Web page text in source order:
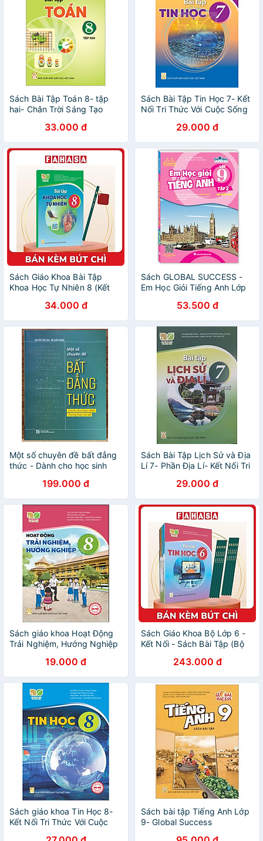
Sách Bài Tập Toán 8- tập
hai- Chân Trời Sáng Tạo
33.000 đ
Sách Bài Tập Tin Học 7- Kết
Nối Tri Thức Với Cuộc Sống
29.000 đ
Sách Giáo Khoa Bài Tập
Khoa Học Tự Nhiên 8 (Kết
34.000 đ
Sách GLOBAL SUCCESS -
Em Học Giỏi Tiếng Anh Lớp
53.500 đ
Một số chuyên đề bất đẳng
thức - Dành cho học sinh
199.000 đ
Sách Bài Tập Lịch Sử và Địa
Lí 7- Phần Địa Lí- Kết Nối Tri
nilon bọc sách, nhãn tên)
29.000 đ
Sách giáo khoa Hoạt Động
Trải Nghiệm, Hướng Nghiệp
Sống (Kèm Nilon bọc Sách)
19.000 đ
Sách Giáo Khoa Bộ Lớp 6 -
Kết Nối - Sách Bài Tập (Bộ
(Chuẩn) - Kèm 10 Bút Chì
243.000 đ
Sách giáo khoa Tin Học 8-
Kết Nối Tri Thức Với Cuộc
Sách bài tập Tiếng Anh Lớp
9- Global Success